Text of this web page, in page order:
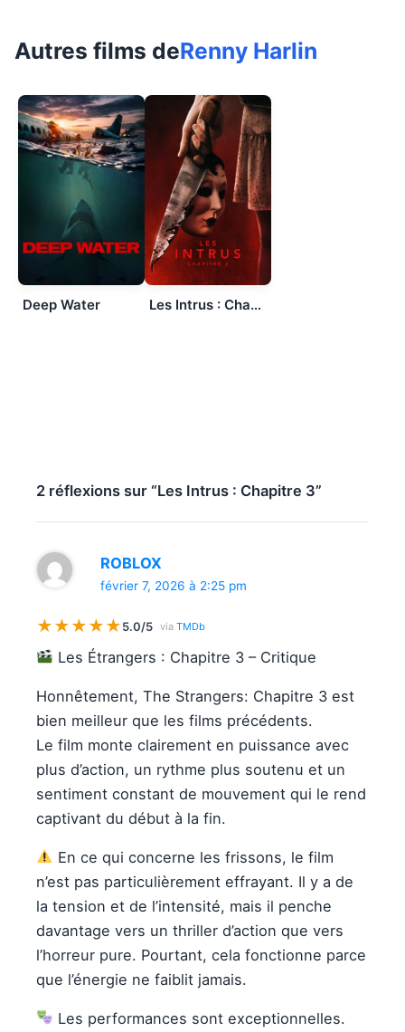
Autres films deRenny Harlin
Deep Water Les Intrus : Chapitre 2
2 réflexions sur “Les Intrus : Chapitre 3”
ROBLOX
février 7, 2026 à 2:25 pm
★★★★★5.0/5 via TMDb
Les Étrangers : Chapitre 3 – Critique
Honnêtement, The Strangers: Chapitre 3 est
bien meilleur que les films précédents.
Le film monte clairement en puissance avec
plus d’action, un rythme plus soutenu et un
sentiment constant de mouvement qui le rend
captivant du début à la fin.
En ce qui concerne les frissons, le film
n’est pas particulièrement effrayant. Il y a de
la tension et de l’intensité, mais il penche
davantage vers un thriller d’action que vers
l’horreur pure. Pourtant, cela fonctionne parce
que l’énergie ne faiblit jamais.
Les performances sont exceptionnelles.